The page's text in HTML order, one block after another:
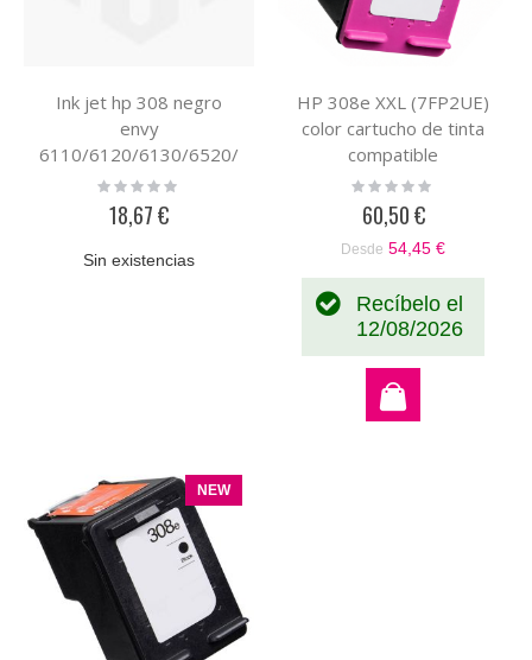
Ink jet hp 308 negro
envy
6110/6120/6130/6520/
6530 160 paginas
Rating:
18,67 €
Sin existencias
HP 308e XXL (7FP2UE)
color cartucho de tinta
compatible
Rating:
60,50 €
Desde 54,45 €
Recíbelo el
12/08/2026
NEW